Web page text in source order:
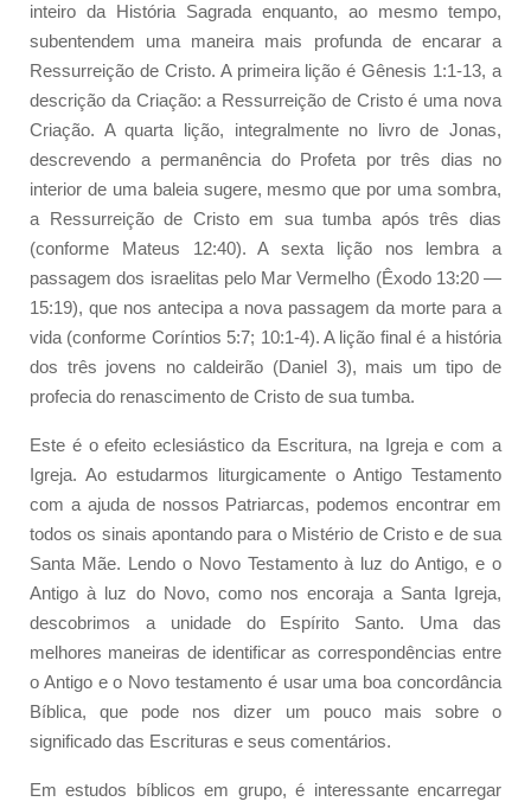
inteiro da História Sagrada enquanto, ao mesmo tempo,
subentendem uma maneira mais profunda de encarar a
Ressurreição de Cristo. A primeira lição é Gênesis 1:1-13, a
descrição da Criação: a Ressurreição de Cristo é uma nova
Criação. A quarta lição, integralmente no livro de Jonas,
descrevendo a permanência do Profeta por três dias no
interior de uma baleia sugere, mesmo que por uma sombra,
a Ressurreição de Cristo em sua tumba após três dias
(conforme Mateus 12:40). A sexta lição nos lembra a
passagem dos israelitas pelo Mar Vermelho (Êxodo 13:20 —
15:19), que nos antecipa a nova passagem da morte para a
vida (conforme Coríntios 5:7; 10:1-4). A lição final é a história
dos três jovens no caldeirão (Daniel 3), mais um tipo de
profecia do renascimento de Cristo de sua tumba.
Este é o efeito eclesiástico da Escritura, na Igreja e com a
Igreja. Ao estudarmos liturgicamente o Antigo Testamento
com a ajuda de nossos Patriarcas, podemos encontrar em
todos os sinais apontando para o Mistério de Cristo e de sua
Santa Mãe. Lendo o Novo Testamento à luz do Antigo, e o
Antigo à luz do Novo, como nos encoraja a Santa Igreja,
descobrimos a unidade do Espírito Santo. Uma das
melhores maneiras de identificar as correspondências entre
o Antigo e o Novo testamento é usar uma boa concordância
Bíblica, que pode nos dizer um pouco mais sobre o
significado das Escrituras e seus comentários.
Em estudos bíblicos em grupo, é interessante encarregar